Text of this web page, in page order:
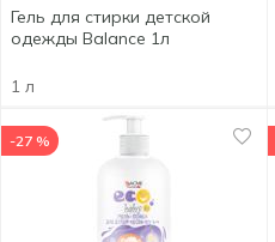
Гель для стирки детской
одежды Balance 1л
1 л
-27 %